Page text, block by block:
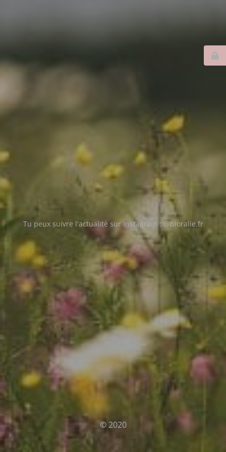
Tu peux suivre l'actualité sur Instagram : @bioralie.fr
© 2020